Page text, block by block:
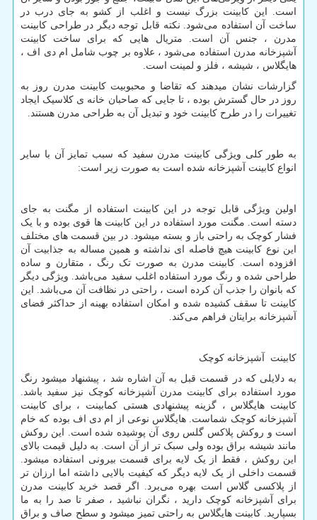
است. این کابینت بزرگ نیست و اغلب از کشو به جای درب در
ساخت آن استفاده می‌شود. نکته قابل توجه دیگر در طراحی کابینت
مدرن ، جنس آن است. متریال هایی که برای ساخت کابینت
آشپزخانه مدرن استفاده می‌شود ، علاوه بر چوب شامل ام دی اف ،
هایگلاس ، شیشه ، فلز و لمینت است.
گزارشات نشان میدهند که تقاضا و محبوبیت کابینت مدرن روز به
روز در حال گسترش بوده ، تا جایی که صاحبان خانه‌ ی کلاسیک ایجاد
تغییرات را در طرح کابینت خود و تبدیل آن به طراحی مدرن هستند.
به طور کلی ویژگی کابینت مدرن سفید که سبب تمایز آن با سایر
انواع کابینت آشپزخانه شده است به صورت زیر است:
اولین ویژگی قابل توجه در این کابینت استفاده از مگنت به جای
دسته است. مگنت مورد استفاده در این کابینت ها قوی بوده و با یک
فشار کوچک به راحتی باز و بسته میشود. در بین قسمت‌ های مختلف
این نوع کابینت هیچ فاصله ای نداشته و همین مساله به جذابیت آن
افزوده است. کابینت مدرن به صورت تک رنگ ، متقارن و ساده
طراحی شده و رنگ مورد استفاده اغلب سفید می‌باشد. ویژگی دیگر
که بانوان را جذب آن کرده است ، راحتی در نظافت آن می‌باشد. این
کابینت تا سقف کشیده شده و امکان استفاده بهینه از حداکثر فضای
آشپزخانه برایتان فراهم می‌کند.
کابینت آشپزخانه کوچک
به دلایلی که در قسمت قبل به آن اشاره شد ، پیشنهاد میشود رنگ
مورد استفاده برای کابینت مدرن آشپزخانه کوچک نیز سفید باشد.
کابینت هایگلاس ، گزینه پیشنهادی هستی کمابینت ، برای کابینت
آشپزخانه کوچک شماست. هایگلاس نوعی از ام دی اف بوده که خام
است و روکش پلاکس گلس روی آن پوشیده شده است. این روکش
مانند شیشه براق بوده ولی سبک تر از آن است. به دلیل قیمت بالای
این روکش ، فقط از یک لایه برای قسمت بیرونی استفاده میشود.
قسمت داخلی از یک لایه دیگر که کیفیت بالایی داشته اما ارزان تر
از پلاکسی گلاس است بهره می‌برد. اگر قصد خرید کابینت مدرن
برای آشپزخانه کوچک دارید ، نگران نباشید ، صفر تا صد را به ما
بسپارید. کابینت هایگلاس به راحتی تمیز میشود و سطح صاف و براق